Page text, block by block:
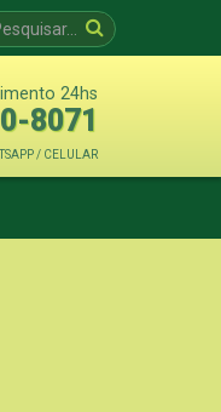
24hs
8071
/ CELULAR